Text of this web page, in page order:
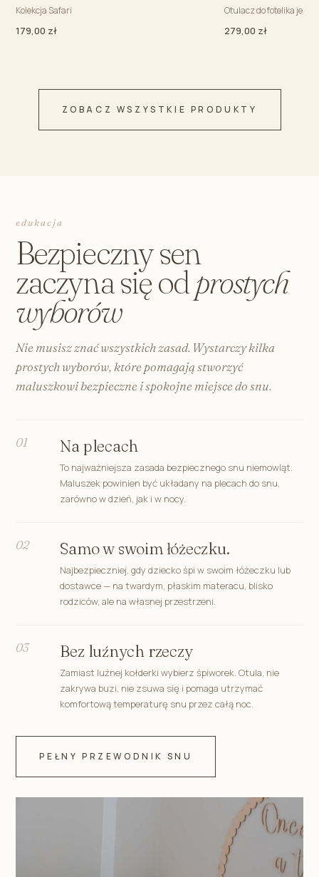
Kolekcja Safari
179,00 zł
Otulacz do fotelika
279,00 zł
ZOBACZ WSZYSTKIE PRODUKTY
edukacja
Bezpieczny sen
zaczyna się od prostych
wyborów
Nie musisz znać wszystkich zasad. Wystarczy kilka
prostych wyborów, które pomagają stworzyć
maluszkowi bezpieczne i spokojne miejsce do snu.
01 Na plecach
To najważniejsza zasada bezpiecznego snu niemowląt.
Maluszek powinien być układany na plecach do snu,
zarówno w dzień, jak i w nocy.
02 Samo w swoim łóżeczku.
Najbezpieczniej, gdy dziecko śpi w swoim łóżeczku lub
dostawce — na twardym, płaskim materacu, blisko
rodziców, ale na własnej przestrzeni.
03 Bez luźnych rzeczy
Zamiast luźnej kołderki wybierz śpiworek. Otula, nie
zakrywa buzi, nie zsuwa się i pomaga utrzymać
komfortową temperaturę snu przez całą noc.
PEŁNY PRZEWODNIK SNU